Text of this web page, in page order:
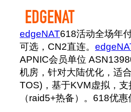
edgeNAT618活动全场年
可选，CN2直连。
APNIC会员单位
机房，针对大陆优化，适
TOS)，基于KVM虚拟，
（raid5+热备）。618优惠